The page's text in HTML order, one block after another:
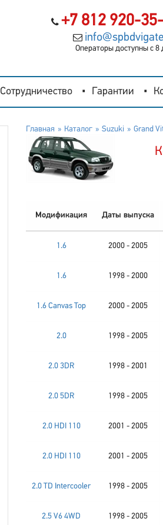
+7 812 920-
Операторы доступны с 8
Сотрудничество Гарантии
Главная Каталог Suzuki Grand
Модификация Даты выпуска
1.6 2000 - 2005
1.6 1998 - 2000
1.6 Canvas Top 2000 - 2005
2.0 1998 - 2005
2.0 3DR 1998 - 2001
2.0 5DR 1998 - 2005
2.0 HDI 110 2001 - 2005
2.0 HDI 110 2001 - 2005
2.0 TD Intercooler 1998 - 2005
2.5 V6 4WD 1998 - 2005